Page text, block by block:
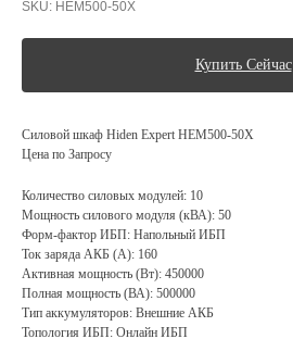
SKU: HEM500-50X
Купить Сейчас
Силовой шкаф Hiden Expert HEM500-50X
Цена по Запросу
Количество силовых модулей: 10
Мощность силового модуля (кВА): 50
Форм-фактор ИБП: Напольный ИБП
Ток заряда АКБ (А): 160
Активная мощность (Вт): 450000
Полная мощность (ВА): 500000
Тип аккумуляторов: Внешние АКБ
Топология ИБП: Онлайн ИБП